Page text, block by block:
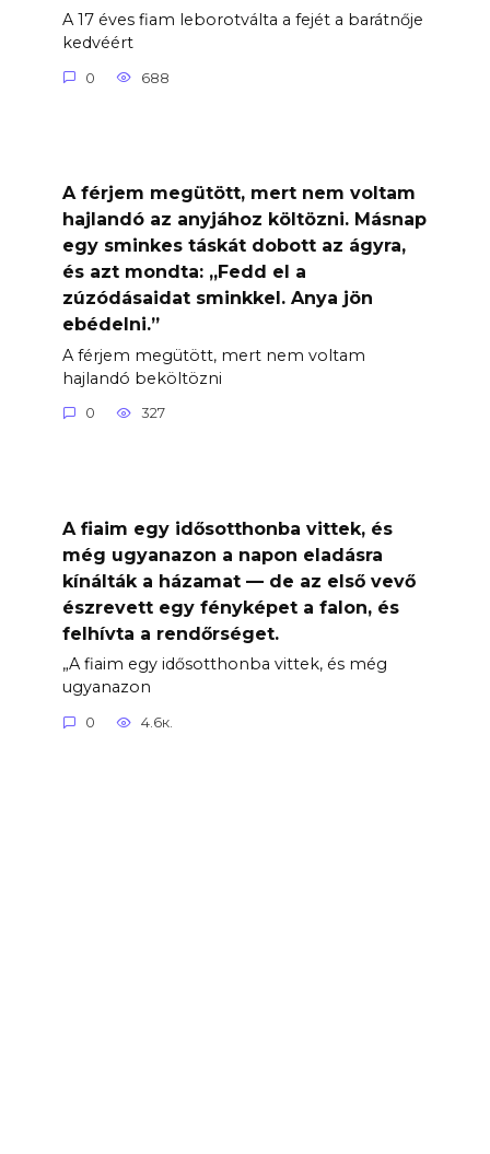
A 17 éves fiam leborotválta a fejét a barátnője
kedvéért
0 688
A férjem megütött, mert nem voltam
hajlandó az anyjához költözni. Másnap
egy sminkes táskát dobott az ágyra,
és azt mondta: „Fedd el a
zúzódásaidat sminkkel. Anya jön
ebédelni.”
A férjem megütött, mert nem voltam
hajlandó beköltözni
0 327
A fiaim egy idősotthonba vittek, és
még ugyanazon a napon eladásra
kínálták a házamat — de az első vevő
észrevett egy fényképet a falon, és
felhívta a rendőrséget.
„A fiaim egy idősotthonba vittek, és még
ugyanazon
0 4.6к.